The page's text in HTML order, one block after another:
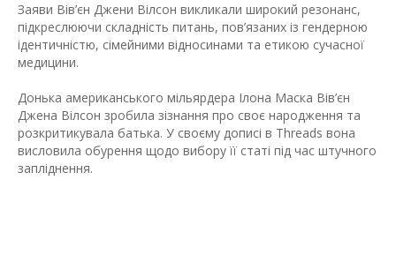
Заяви Вів’єн Джени Вілсон викликали широкий резонанс,
підкреслюючи складність питань, пов’язаних із гендерною
ідентичністю, сімейними відносинами та етикою сучасної
медицини.
Донька американського мільярдера Ілона Маска Вів’єн
Джена Вілсон зробила зізнання про своє народження та
розкритикувала батька. У своєму дописі в Threads вона
висловила обурення щодо вибору її статі під час штучного
запліднення.